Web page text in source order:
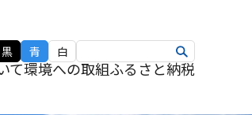
黒 青 白
て環境への取組ふるさと納税